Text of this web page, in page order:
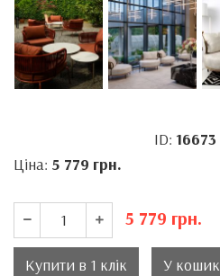
ID: 16673
Ціна: 5 779 грн.
5 779 грн.
Купити в 1 клік У кошик